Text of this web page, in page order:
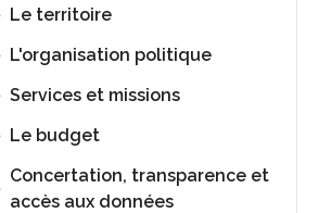
Le territoire
L'organisation politique
Services et missions
Le budget
Concertation, transparence et
accès aux données